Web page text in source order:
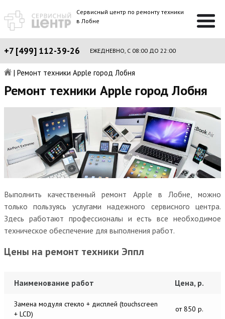
Сервисный центр по ремонту техники
в Лобне
+7 [499] 112-39-26 ЕЖЕДНЕВНО, С 08:00 ДО 22:00
| Ремонт техники Apple город Лобня
Ремонт техники Apple город Лобня
Выполнить качественный ремонт Apple в Лобне, можно
только пользуясь услугами надежного сервисного центра.
Здесь работают профессионалы и есть все необходимое
техническое обеспечение для выполнения работ.
Цены на ремонт техники Эппл
Наименование работ Цена, р.
Замена модуля стекло + дисплей (touchscreen
+ LCD)
от 850 р.